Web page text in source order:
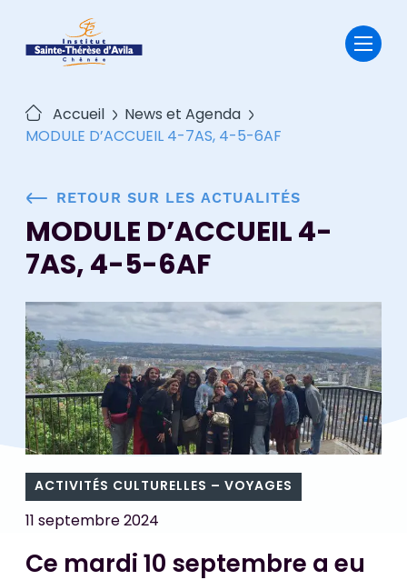
contenu
Accueil
News et Agenda
MODULE D’ACCUEIL 4-7AS, 4-5-6AF
RETOUR SUR LES ACTUALITÉS
MODULE D’ACCUEIL 4-
7AS, 4-5-6AF
ACTIVITÉS CULTURELLES – VOYAGES
11 septembre 2024
Ce mardi 10 septembre a eu